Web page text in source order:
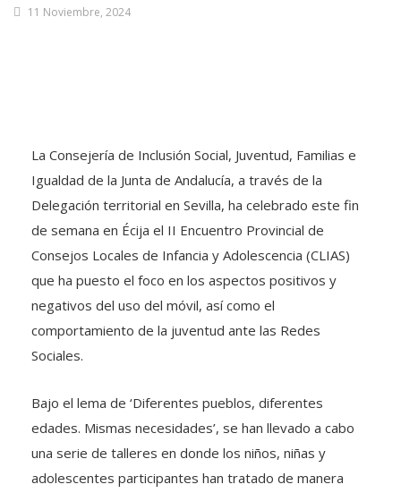
11 Noviembre, 2024
La Consejería de Inclusión Social, Juventud, Familias e
Igualdad de la Junta de Andalucía, a través de la
Delegación territorial en Sevilla, ha celebrado este fin
de semana en Écija el II Encuentro Provincial de
Consejos Locales de Infancia y Adolescencia (CLIAS)
que ha puesto el foco en los aspectos positivos y
negativos del uso del móvil, así como el
comportamiento de la juventud ante las Redes
Sociales.
Bajo el lema de ‘Diferentes pueblos, diferentes
edades. Mismas necesidades’, se han llevado a cabo
una serie de talleres en donde los niños, niñas y
adolescentes participantes han tratado de manera